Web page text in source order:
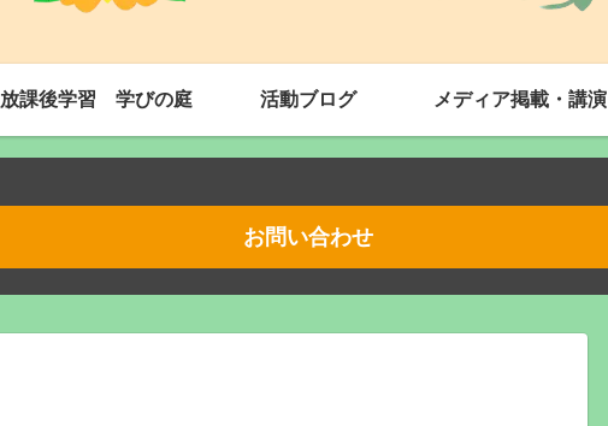
放課後学習 学びの庭 活動ブログ メディア掲載・講演
お問い合わせ